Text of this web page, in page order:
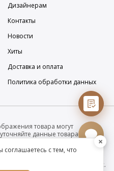
Дизайнерам
Контакты
Новости
Хиты
Доставка и оплата
Политика обработки данных
товара могут
данные товара на
на сайте о товарах носит
публичной офертой в
ГК РФ. Убедительно просим Вас
функций и характеристик.
с тем, что
×